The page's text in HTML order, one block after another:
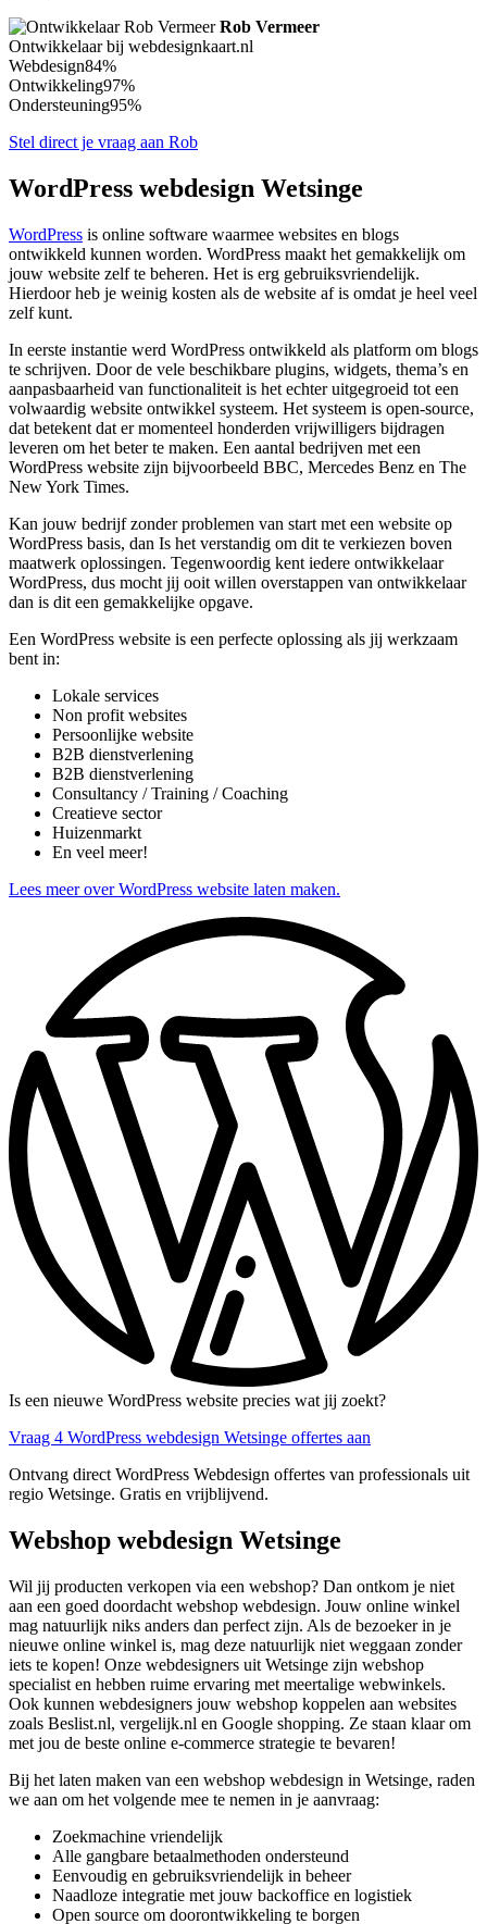
Rob Vermeer
Ontwikkelaar bij webdesignkaart.nl
Webdesign84%
Ontwikkeling97%
Ondersteuning95%
Stel direct je vraag aan Rob
WordPress webdesign Wetsinge
WordPress is online software waarmee websites en blogs
ontwikkeld kunnen worden. WordPress maakt het gemakkelijk om
jouw website zelf te beheren. Het is erg gebruiksvriendelijk.
Hierdoor heb je weinig kosten als de website af is omdat je heel veel
zelf kunt.
In eerste instantie werd WordPress ontwikkeld als platform om blogs
te schrijven. Door de vele beschikbare plugins, widgets, thema’s en
aanpasbaarheid van functionaliteit is het echter uitgegroeid tot een
volwaardig website ontwikkel systeem. Het systeem is open-source,
dat betekent dat er momenteel honderden vrijwilligers bijdragen
leveren om het beter te maken. Een aantal bedrijven met een
WordPress website zijn bijvoorbeeld BBC, Mercedes Benz en The
New York Times.
Kan jouw bedrijf zonder problemen van start met een website op
WordPress basis, dan Is het verstandig om dit te verkiezen boven
maatwerk oplossingen. Tegenwoordig kent iedere ontwikkelaar
WordPress, dus mocht jij ooit willen overstappen van ontwikkelaar
dan is dit een gemakkelijke opgave.
Een WordPress website is een perfecte oplossing als jij werkzaam
bent in:
Lokale services
Non profit websites
Persoonlijke website
B2B dienstverlening
B2B dienstverlening
Consultancy / Training / Coaching
Creatieve sector
Huizenmarkt
En veel meer!
Lees meer over WordPress website laten maken.
Is een nieuwe WordPress website precies wat jij zoekt?
Vraag 4 WordPress webdesign Wetsinge offertes aan
Ontvang direct WordPress Webdesign offertes van professionals uit
regio Wetsinge. Gratis en vrijblijvend.
Webshop webdesign Wetsinge
Wil jij producten verkopen via een webshop? Dan ontkom je niet
aan een goed doordacht webshop webdesign. Jouw online winkel
mag natuurlijk niks anders dan perfect zijn. Als de bezoeker in je
nieuwe online winkel is, mag deze natuurlijk niet weggaan zonder
iets te kopen! Onze webdesigners uit Wetsinge zijn webshop
specialist en hebben ruime ervaring met meertalige webwinkels.
Ook kunnen webdesigners jouw webshop koppelen aan websites
zoals Beslist.nl, vergelijk.nl en Google shopping. Ze staan klaar om
met jou de beste online e-commerce strategie te bevaren!
Bij het laten maken van een webshop webdesign in Wetsinge, raden
we aan om het volgende mee te nemen in je aanvraag:
Zoekmachine vriendelijk
Alle gangbare betaalmethoden ondersteund
Eenvoudig en gebruiksvriendelijk in beheer
Naadloze integratie met jouw backoffice en logistiek
Open source om doorontwikkeling te borgen